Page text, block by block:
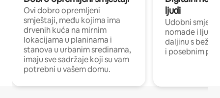
Ovi dobro opremljeni
smještaji, među kojima ima
drvenih kuća na mirnim
lokacijama u planinama i
stanova u urbanim sredinama,
imaju sve sadržaje koji su vam
potrebni u vašem domu.
ljudi
Udobni
nomade i ljude
daljinu s
i posebnim